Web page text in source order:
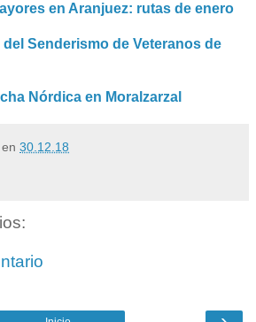
en Aranjuez: rutas de enero
Senderismo de Veteranos de
Nórdica en Moralzarzal
en 30.12.18